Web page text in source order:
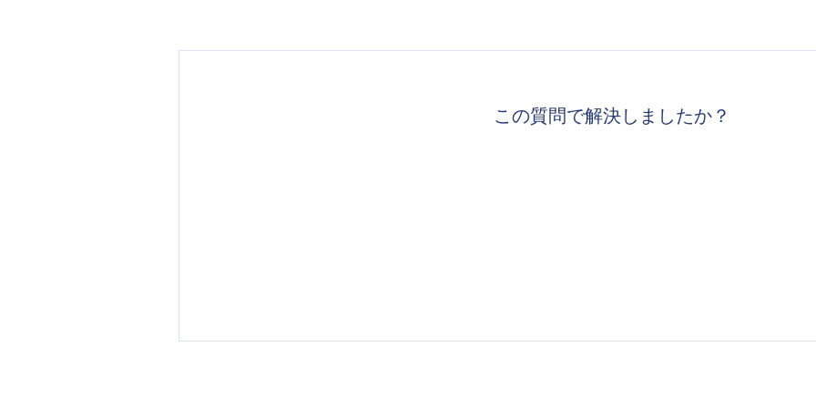
この質問で解決しましたか？